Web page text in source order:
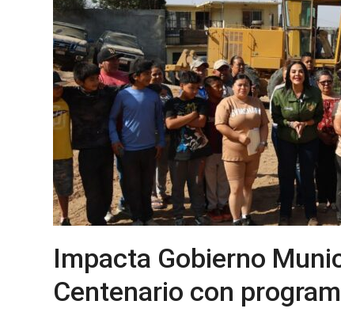
Impacta Gobierno
Centenario con